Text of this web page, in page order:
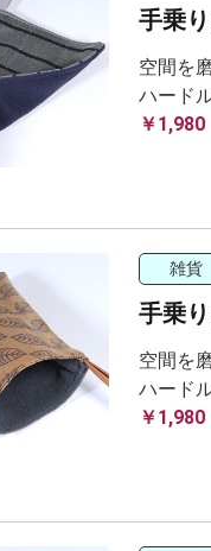
手乗
空間を
ハード
￥1,980
雑貨
手乗
空間を
ハード
￥1,980